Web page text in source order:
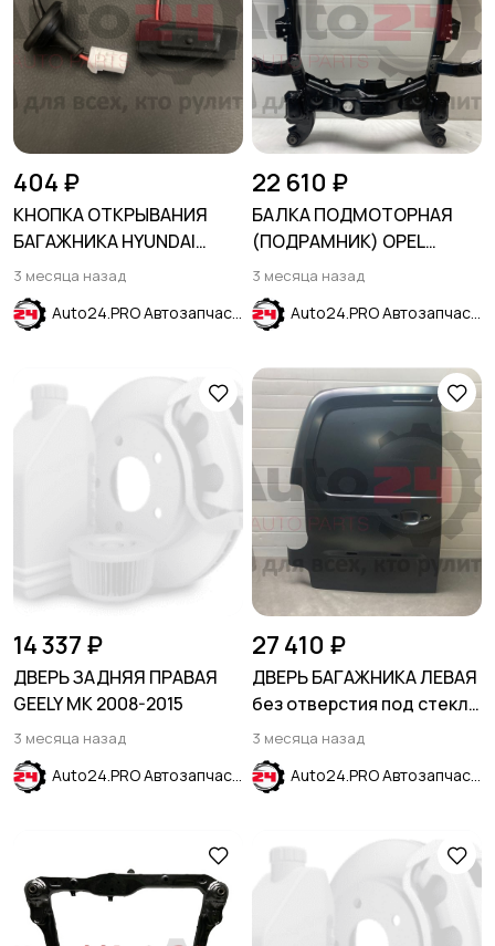
404 ₽
КНОПКА ОТКРЫВАНИЯ
БАГАЖНИКА HYUNDAI
SOLARIS 2011-2017
3 месяца назад
Auto24.PRO Автозапчасти
22 610 ₽
БАЛКА ПОДМОТОРНАЯ
(ПОДРАМНИК) OPEL
ASTRA G 1998-2005
3 месяца назад
Auto24.PRO Автозапчасти
14 337 ₽
ДВЕРЬ ЗАДНЯЯ ПРАВАЯ
GEELY MK 2008-2015
3 месяца назад
Auto24.PRO Автозапчасти
27 410 ₽
ДВЕРЬ БАГАЖНИКА ЛЕВАЯ
без отверстия под стекло
PEUGEOT PARTNER TEPEE
B9 2008-
3 месяца назад
Auto24.PRO Автозапчасти